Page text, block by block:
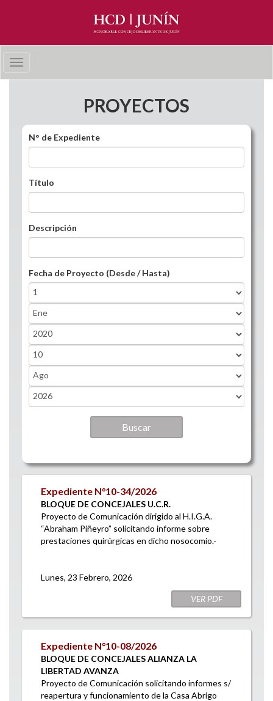
Toggle
PROYECTOS
N° de Expediente
Título
Descripción
Fecha de Proyecto (Desde / Hasta)
Fecha de Proyecto (Desde / Hasta)
Day
Month
Year
Fecha de Proyecto (Desde / Hasta)
Day
Month
Year
Expediente N°10-34/2026
BLOQUE DE CONCEJALES U.C.R.
Proyecto de Comunicación dirigido al H.I.G.A.
“Abraham Piñeyro” solicitando informe sobre
prestaciones quirúrgicas en dicho nosocomio.-
Lunes, 23 Febrero, 2026
VER PDF
Expediente N°10-08/2026
BLOQUE DE CONCEJALES ALIANZA LA
LIBERTAD AVANZA
Proyecto de Comunicación solicitando informes s/
reapertura y funcionamiento de la Casa Abrigo